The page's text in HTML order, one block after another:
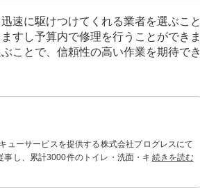
速に駆けつけてくれる業者を選ぶこと
すし予算内で修理を行うことができま
ことで、信頼性の高い作業を期待でき
ーサービスを提供する株式会社プログレスにて
し、累計3000件のトイレ・洗面・キッチン関連
続きを読む